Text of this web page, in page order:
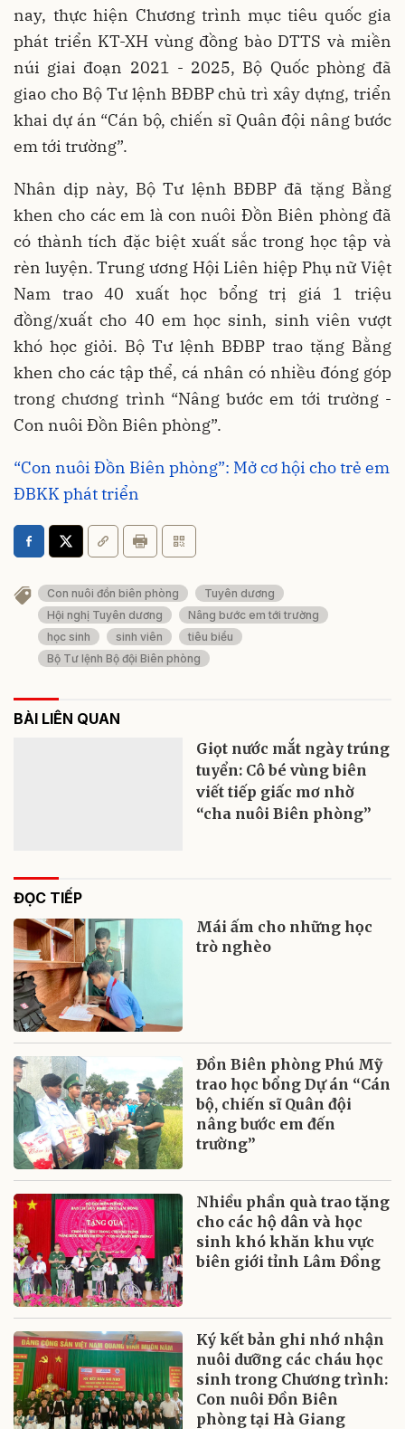
nay, thực hiện Chương trình mục tiêu quốc gia
phát triển KT-XH vùng đồng bào DTTS và miền
núi giai đoạn 2021 - 2025, Bộ Quốc phòng đã
giao cho Bộ Tư lệnh BĐBP chủ trì xây dựng, triển
khai dự án “Cán bộ, chiến sĩ Quân đội nâng bước
em tới trường”.
Nhân dịp này, Bộ Tư lệnh BĐBP đã tặng Bằng
khen cho các em là con nuôi Đồn Biên phòng đã
có thành tích đặc biệt xuất sắc trong học tập và
rèn luyện. Trung ương Hội Liên hiệp Phụ nữ Việt
Nam trao 40 xuất học bổng trị giá 1 triệu
đồng/xuất cho 40 em học sinh, sinh viên vượt
khó học giỏi. Bộ Tư lệnh BĐBP trao tặng Bằng
khen cho các tập thể, cá nhân có nhiều đóng góp
trong chương trình “Nâng bước em tới trường -
Con nuôi Đồn Biên phòng”.
“Con nuôi Đồn Biên phòng”: Mở cơ hội cho trẻ em
ĐBKK phát triển
Con nuôi đồn biên phòng
Tuyên dương
Hội nghị Tuyên dương
Nâng bước em tới trường
học sinh
sinh viên
tiêu biểu
Bộ Tư lệnh Bộ đội Biên phòng
BÀI LIÊN QUAN
Giọt nước mắt ngày trúng
tuyển: Cô bé vùng biên
viết tiếp giấc mơ nhờ
“cha nuôi Biên phòng”
ĐỌC TIẾP
Mái ấm cho những học
trò nghèo
Đồn Biên phòng Phú Mỹ
trao học bổng Dự án “Cán
bộ, chiến sĩ Quân đội
nâng bước em đến
trường”
Nhiều phần quà trao tặng
cho các hộ dân và học
sinh khó khăn khu vực
biên giới tỉnh Lâm Đồng
Ký kết bản ghi nhớ nhận
nuôi dưỡng các cháu học
sinh trong Chương trình:
Con nuôi Đồn Biên
phòng tại Hà Giang